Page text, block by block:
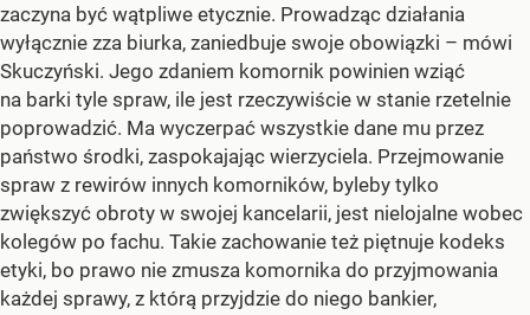
zaczyna być wątpliwe etycznie. Prowadząc działania
wyłącznie zza biurka, zaniedbuje swoje obowiązki – mówi
Skuczyński. Jego zdaniem komornik powinien wziąć
na barki tyle spraw, ile jest rzeczywiście w stanie rzetelnie
poprowadzić. Ma wyczerpać wszystkie dane mu przez
państwo środki, zaspokajając wierzyciela. Przejmowanie
spraw z rewirów innych komorników, byleby tylko
zwiększyć obroty w swojej kancelarii, jest nielojalne wobec
kolegów po fachu. Takie zachowanie też piętnuje kodeks
etyki, bo prawo nie zmusza komornika do przyjmowania
każdej sprawy, z którą przyjdzie do niego bankier,